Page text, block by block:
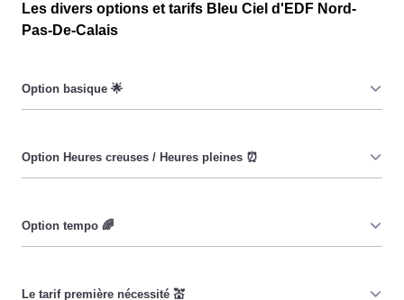
Les divers options et tarifs Bleu Ciel d'EDF Nord-
Pas-De-Calais
date, ni de l'heure, que ce soit à Ablain-Saint-Nazaire ou
ailleurs. 💡
Ablain-Saint-Nazaire est moindre. ⚡
Ablainois à réduire leur consommation pendant 65 jours